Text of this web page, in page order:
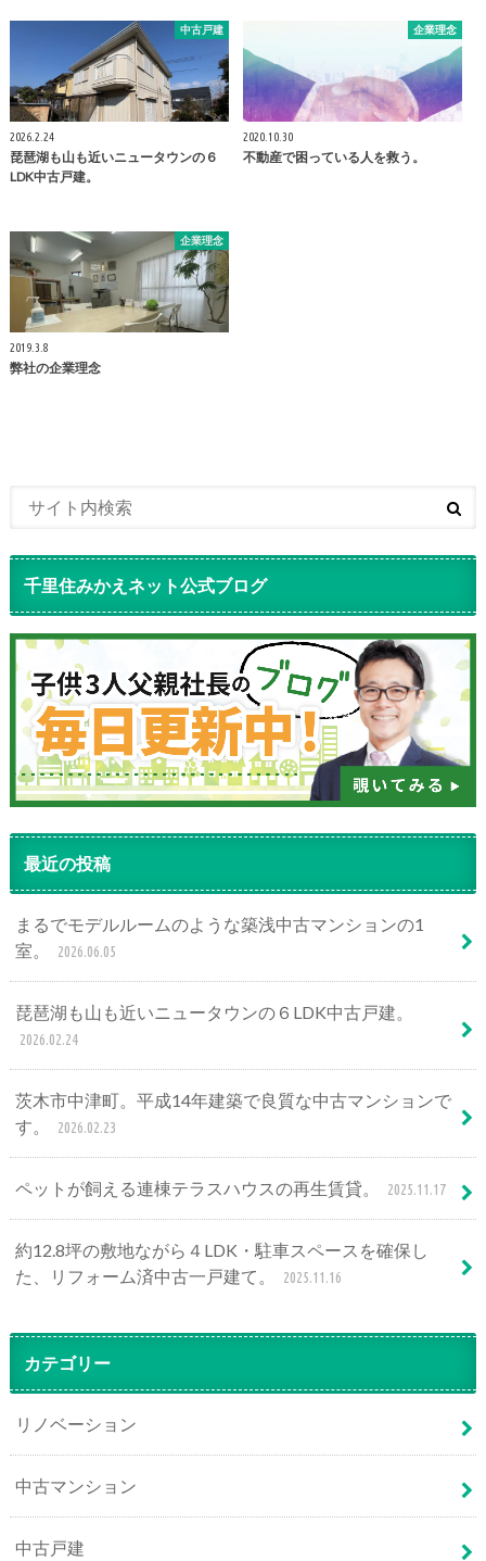
中古戸建
2026.2.24
琵琶湖も山も近いニュータウンの６
LDK中古戸建。
企業理念
2020.10.30
不動産で困っている人を救う。
企業理念
2019.3.8
弊社の企業理念
千里住みかえネット公式ブログ
最近の投稿
まるでモデルルームのような築浅中古マンションの1
室。
2026.06.05
琵琶湖も山も近いニュータウンの６LDK中古戸建。
2026.02.24
茨木市中津町。平成14年建築で良質な中古マンションで
す。
2026.02.23
ペットが飼える連棟テラスハウスの再生賃貸。 2025.11.17
約12.8坪の敷地ながら４LDK・駐車スペースを確保し
た、リフォーム済中古一戸建て。
2025.11.16
カテゴリー
リノベーション
中古マンション
中古戸建